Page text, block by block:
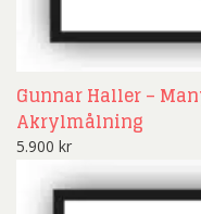
Gunnar Haller –
Akrylmålning
5.900 kr